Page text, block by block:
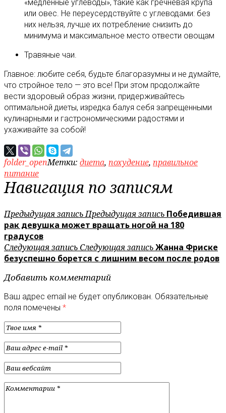
«медленные углеводы», такие как гречневая крупа
или овес. Не переусердствуйте с углеводами: без
них нельзя, лучше их потребление снизить до
минимума и максимальное место отвести овощам
Травяные чаи.
Главное: любите себя, будьте благоразумны и не думайте,
что стройное тело — это все! При этом продолжайте
вести здоровый образ жизни, придерживайтесь
оптимальной диеты, изредка балуя себя запрещенными
кулинарными и гастрономическими радостями и
ухаживайте за собой!
folder_openМетки: диета, похудение, правильное
питание
Навигация по записям
Предыдущая записьПредыдущая запись Победившая
рак девушка может вращать ногой на 180
градусов
Следующая запись Следующая записьЖанна Фриске
безуспешно борется с лишним весом после родов
Добавить комментарий
Ваш адрес email не будет опубликован. Обязательные
поля помечены *